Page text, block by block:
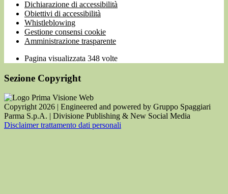
Dichiarazione di accessibilità
Obiettivi di accessibilità
Whistleblowing
Gestione consensi cookie
Amministrazione trasparente
Pagina visualizzata 348 volte
Sezione Copyright
Copyright 2026 | Engineered and powered by Gruppo Spaggiari
Parma S.p.A. | Divisione Publishing & New Social Media
Disclaimer trattamento dati personali